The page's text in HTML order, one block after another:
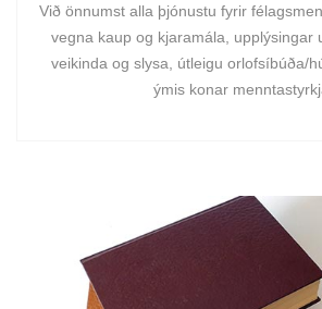
Við önnumst alla þjónustu fyrir
vegna kaup og kjaramála, upplýsingar
veikinda og slysa, útleigu orlofsíbúða/
ýmis konar